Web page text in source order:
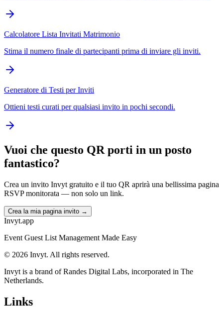
Calcolatore Lista Invitati Matrimonio
Stima il numero finale di partecipanti prima di inviare gli inviti.
Generatore di Testi per Inviti
Ottieni testi curati per qualsiasi invito in pochi secondi.
Vuoi che questo QR porti in un posto
fantastico?
Crea un invito Invyt gratuito e il tuo QR aprirà una bellissima pagina
RSVP monitorata — non solo un link.
Crea la mia pagina invito →
Invyt.app
Event Guest List Management Made Easy
© 2026 Invyt. All rights reserved.
Invyt is a brand of Randes Digital Labs, incorporated in The
Netherlands.
Links